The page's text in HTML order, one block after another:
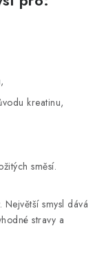
kreatinu,
směsí.
smysl dává
stravy a